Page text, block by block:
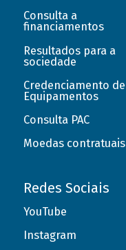
Consulta a
financiamentos
Resultados para a
sociedade
Credenciamento de
Equipamentos
Consulta PAC
Moedas contratuais
Redes Sociais
YouTube
Instagram